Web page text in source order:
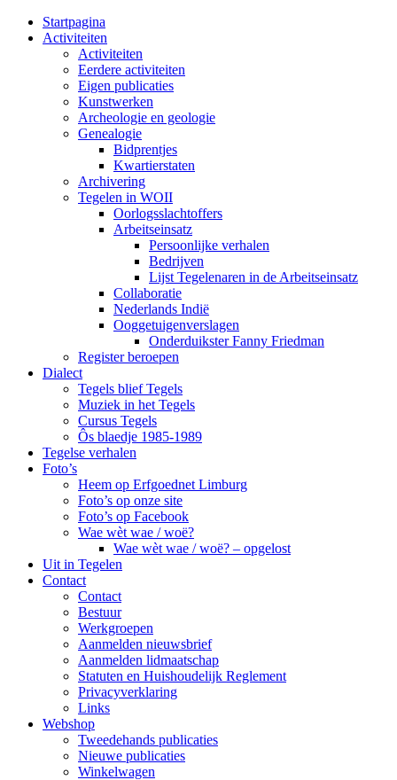
Startpagina
Activiteiten
Activiteiten
Eerdere activiteiten
Eigen publicaties
Kunstwerken
Archeologie en geologie
Genealogie
Bidprentjes
Kwartierstaten
Archivering
Tegelen in WOII
Oorlogsslachtoffers
Arbeitseinsatz
Persoonlijke verhalen
Bedrijven
Lijst Tegelenaren in de Arbeitseinsatz
Collaboratie
Nederlands Indië
Ooggetuigenverslagen
Onderduikster Fanny Friedman
Register beroepen
Dialect
Tegels blief Tegels
Muziek in het Tegels
Cursus Tegels
Ôs blaedje 1985-1989
Tegelse verhalen
Foto’s
Heem op Erfgoednet Limburg
Foto’s op onze site
Foto’s op Facebook
Wae wèt wae / woë?
Wae wèt wae / woë? – opgelost
Uit in Tegelen
Contact
Contact
Bestuur
Werkgroepen
Aanmelden nieuwsbrief
Aanmelden lidmaatschap
Statuten en Huishoudelijk Reglement
Privacyverklaring
Links
Webshop
Tweedehands publicaties
Nieuwe publicaties
Winkelwagen